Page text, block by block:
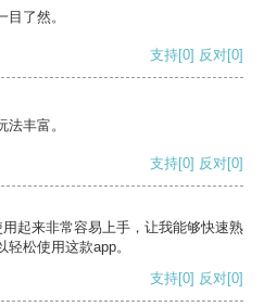
了然。
支持[0] 反对[0]
丰富。
支持[0] 反对[0]
起来非常容易上手，让我能够快速熟
松使用这款app。
支持[0] 反对[0]